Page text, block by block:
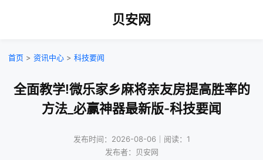
贝安网
首页 > 资讯中心 > 科技要闻
全面教学!微乐家乡麻将亲友房提高胜率的
方法_必赢神器最新版-科技要闻
发布时间：2026-08-06｜阅读：1
发布者：贝安网